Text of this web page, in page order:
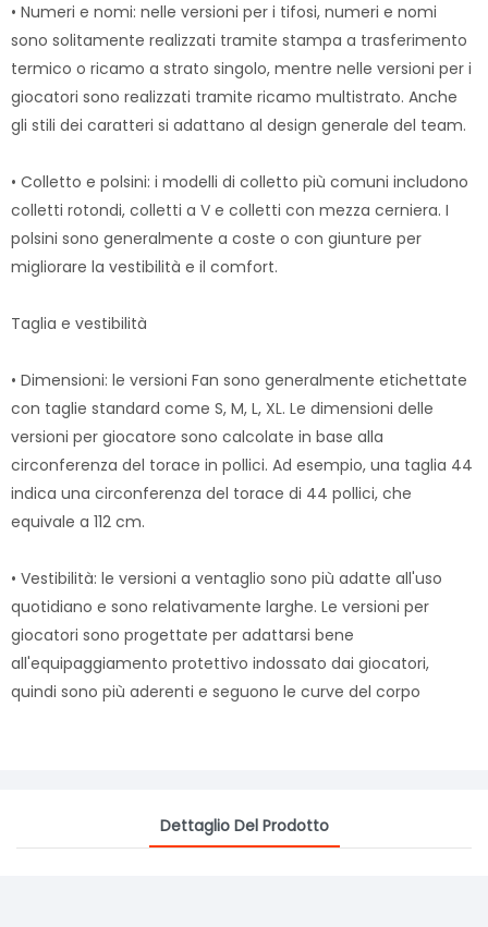
• Numeri e nomi: nelle versioni per i tifosi, numeri e nomi
sono solitamente realizzati tramite stampa a trasferimento
termico o ricamo a strato singolo, mentre nelle versioni per i
giocatori sono realizzati tramite ricamo multistrato. Anche
gli stili dei caratteri si adattano al design generale del team.
• Colletto e polsini: i modelli di colletto più comuni includono
colletti rotondi, colletti a V e colletti con mezza cerniera. I
polsini sono generalmente a coste o con giunture per
migliorare la vestibilità e il comfort.
Taglia e vestibilità
• Dimensioni: le versioni Fan sono generalmente etichettate
con taglie standard come S, M, L, XL. Le dimensioni delle
versioni per giocatore sono calcolate in base alla
circonferenza del torace in pollici. Ad esempio, una taglia 44
indica una circonferenza del torace di 44 pollici, che
equivale a 112 cm.
• Vestibilità: le versioni a ventaglio sono più adatte all'uso
quotidiano e sono relativamente larghe. Le versioni per
giocatori sono progettate per adattarsi bene
all'equipaggiamento protettivo indossato dai giocatori,
quindi sono più aderenti e seguono le curve del corpo
Dettaglio Del Prodotto